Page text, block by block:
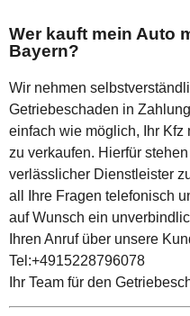
Wer kauft mein Auto
Bayern?
Wir nehmen
Getriebeschaden in
einfach wie möglich, Ihr Kfz
zu verkaufen. Hierfür
verlässlicher Dienstleister
all Ihre Fragen telefonisch
auf Wunsch ein
Ihren Anruf über unsere
Tel:+4915228796078
Ihr Team für den